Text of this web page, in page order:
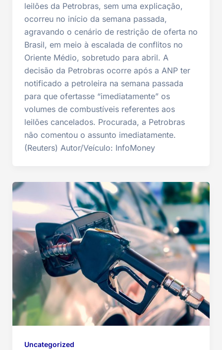
leilões da Petrobras, sem uma explicação,
ocorreu no início da semana passada,
agravando o cenário de restrição de oferta no
Brasil, em meio à escalada de conflitos no
Oriente Médio, sobretudo para abril. A
decisão da Petrobras ocorre após a ANP ter
notificado a petroleira na semana passada
para que ofertasse “imediatamente” os
volumes de combustíveis referentes aos
leilões cancelados. Procurada, a Petrobras
não comentou o assunto imediatamente.
(Reuters) Autor/Veículo: InfoMoney
Uncategorized